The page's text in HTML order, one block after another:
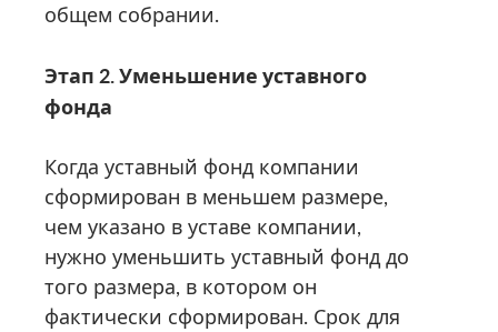
общем собрании.
Этап 2. Уменьшение уставного
фонда
Когда уставный фонд компании
сформирован в меньшем размере,
чем указано в уставе компании,
нужно уменьшить уставный фонд до
того размера, в котором он
фактически сформирован. Срок для